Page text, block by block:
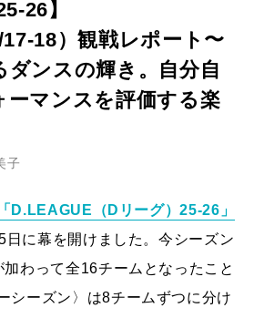
26】
18）観戦レポート〜
ダンスの輝き。自分自
ーマンスを評価する楽
子
「D.LEAGUE（Dリーグ）25-26」
に幕を開けました。今シーズン
わって全16チームとなったこと
シーズン〉は8チームずつに分け